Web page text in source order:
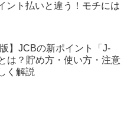
ント払いと違う！モチには
版】JCBの新ポイント「J-
は？貯め方・使い方・注意
く解説